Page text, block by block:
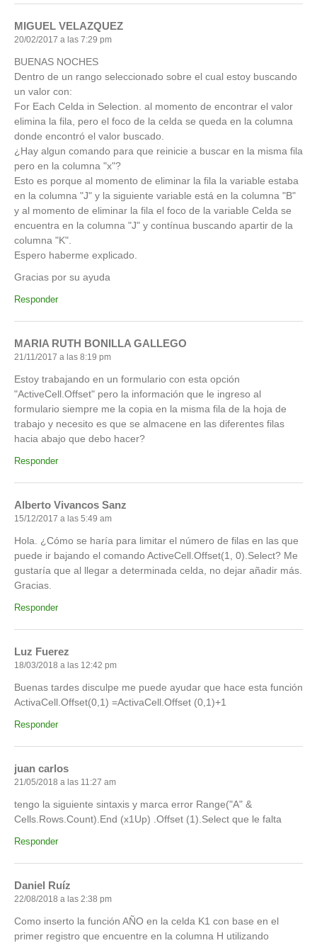
MIGUEL VELAZQUEZ
20/02/2017 a las 7:29 pm
BUENAS NOCHES
Dentro de un rango seleccionado sobre el cual estoy buscando
un valor con:
For Each Celda in Selection. al momento de encontrar el valor
elimina la fila, pero el foco de la celda se queda en la columna
donde encontró el valor buscado.
¿Hay algun comando para que reinicie a buscar en la misma fila
pero en la columna "x"?
Esto es porque al momento de eliminar la fila la variable estaba
en la columna "J" y la siguiente variable está en la columna "B"
y al momento de eliminar la fila el foco de la variable Celda se
encuentra en la columna "J" y contínua buscando apartir de la
columna "K".
Espero haberme explicado.
Gracias por su ayuda
Responder
MARIA RUTH BONILLA GALLEGO
21/11/2017 a las 8:19 pm
Estoy trabajando en un formulario con esta opción
"ActiveCell.Offset" pero la información que le ingreso al
formulario siempre me la copia en la misma fila de la hoja de
trabajo y necesito es que se almacene en las diferentes filas
hacia abajo que debo hacer?
Responder
Alberto Vivancos Sanz
15/12/2017 a las 5:49 am
Hola. ¿Cómo se haría para limitar el número de filas en las que
puede ir bajando el comando ActiveCell.Offset(1, 0).Select? Me
gustaría que al llegar a determinada celda, no dejar añadir más.
Gracias.
Responder
Luz Fuerez
18/03/2018 a las 12:42 pm
Buenas tardes disculpe me puede ayudar que hace esta función
ActivaCell.Offset(0,1) =ActivaCell.Offset (0,1)+1
Responder
juan carlos
21/05/2018 a las 11:27 am
tengo la siguiente sintaxis y marca error Range("A" &
Cells.Rows.Count).End (x1Up) .Offset (1).Select que le falta
Responder
Daniel Ruíz
22/08/2018 a las 2:38 pm
Como inserto la función AÑO en la celda K1 con base en el
primer registro que encuentre en la columna H utilizando